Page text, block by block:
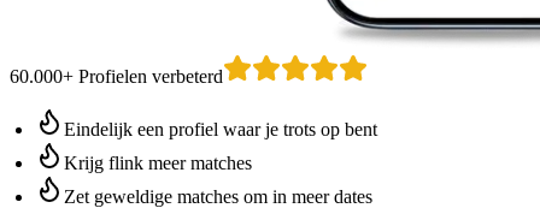
60.000+ Profielen verbeterd
Eindelijk een profiel waar je trots op bent
Krijg flink meer matches
Zet geweldige matches om in meer dates